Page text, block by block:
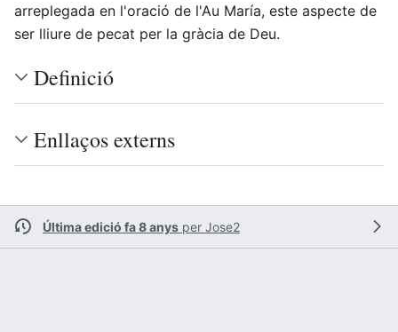
arreplegada en l'oració de l'Au María, este aspecte de
ser lliure de pecat per la gràcia de Deu.
Definició
Enllaços externs
Última edició fa 8 anys per Jose2